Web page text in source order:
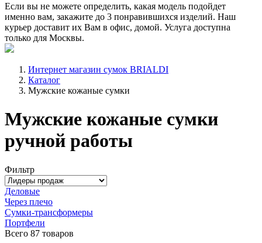
Если вы не можете определить, какая модель подойдет
именно вам, закажите до 3 понравившихся изделий. Наш
курьер доставит их Вам в офис, домой. Услуга доступна
только для Москвы.
Интернет магазин сумок BRIALDI
Каталог
Мужские кожаные сумки
Мужские кожаные сумки
ручной работы
Фильтр
Деловые
Через плечо
Сумки-трансформеры
Портфели
Всего 87 товаров